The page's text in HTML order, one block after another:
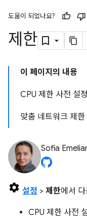
도움이 되었나요?
제한
이 페이지의 내용
CPU 제한 사전 설
맞춤 네트워크 제
Sofia
설정 > 제한에서
CPU 제한 사전